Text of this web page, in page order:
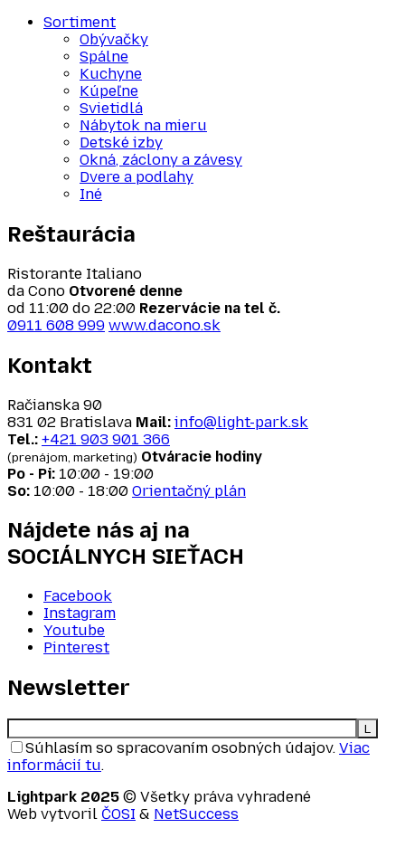
Sortiment
Obývačky
Spálne
Kuchyne
Kúpeľne
Svietidlá
Nábytok na mieru
Detské izby
Okná, záclony a závesy
Dvere a podlahy
Iné
Reštaurácia
Ristorante Italiano
da Cono Otvorené denne
od 11:00 do 22:00 Rezervácie na tel č.
0911 608 999 www.dacono.sk
Kontakt
Račianska 90
831 02 Bratislava Mail: info@light-park.sk
Tel.: +421 903 901 366
(prenájom, marketing) Otváracie hodiny
Po - Pi: 10:00 - 19:00
So: 10:00 - 18:00 Orientačný plán
Nájdete nás aj na
SOCIÁLNYCH SIEŤACH
Facebook
Instagram
Youtube
Pinterest
Newsletter
Súhlasím so spracovaním osobných údajov. Viac
informácií tu.
Lightpark 2025 © Všetky práva vyhradené
Web vytvoril ČOSI & NetSuccess